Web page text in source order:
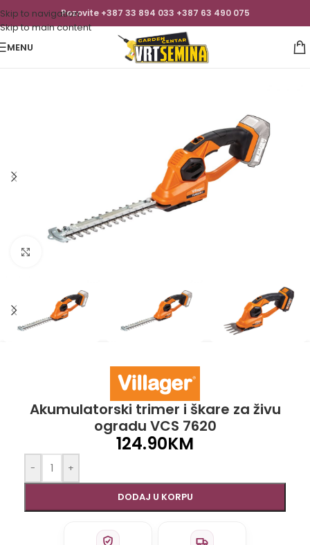
Skip to navigation
Skip to main content
Pozovite +387 33 894 033 +387 63 490 075
MENU
Akumulatorski trimer i škare za živu
ogradu VCS 7620
124.90KM
- +
DODAJ U KORPU